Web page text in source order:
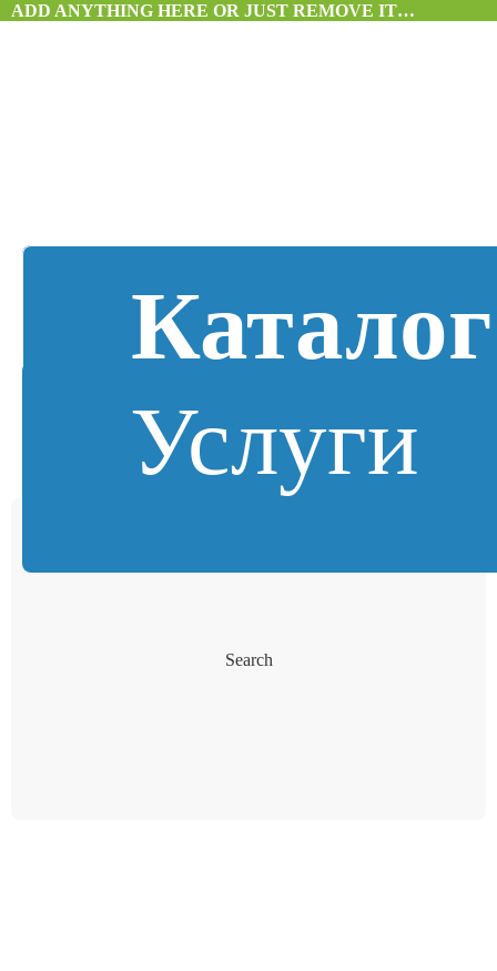
ADD ANYTHING HERE OR JUST REMOVE IT…
Каталог
Услуги
Search